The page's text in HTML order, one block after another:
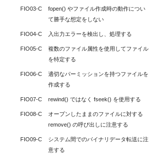
FIO03-C
fopen() やファイル作成時の動作につい
て勝手な想定をしない
FIO04-C 入出力エラーを検出し、処理する
FIO05-C
複数のファイル属性を使用してファイル
を特定する
FIO06-C
適切なパーミッションを持つファイルを
作成する
FIO07-C rewind() ではなく fseek() を使用する
FIO08-C
オープンしたままのファイルに対する
remove() の呼び出しに注意する
FIO09-C
システム間でのバイナリデータ転送に注
意する